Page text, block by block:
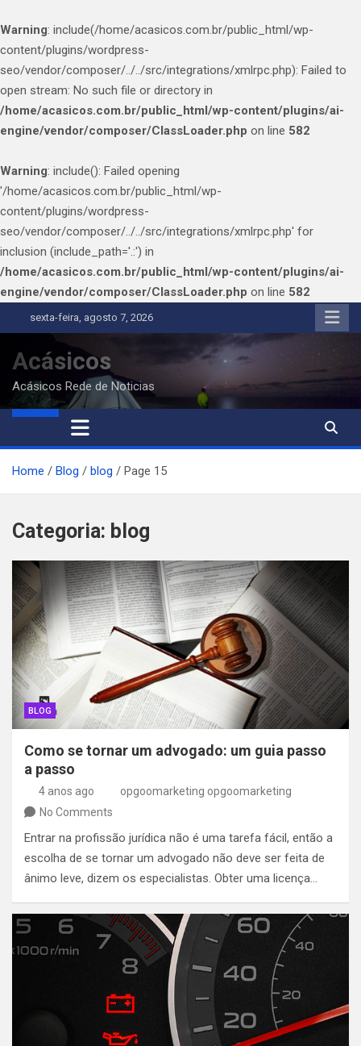
Warning: include(/home/acasicos.com.br/public_html/wp-
content/plugins/wordpress-
seo/vendor/composer/../../src/integrations/xmlrpc.php): Failed to
open stream: No such file or directory in
/home/acasicos.com.br/public_html/wp-content/plugins/ai-
engine/vendor/composer/ClassLoader.php on line 582
Warning: include(): Failed opening
'/home/acasicos.com.br/public_html/wp-
content/plugins/wordpress-
seo/vendor/composer/../../src/integrations/xmlrpc.php' for
inclusion (include_path='.:') in
/home/acasicos.com.br/public_html/wp-content/plugins/ai-
engine/vendor/composer/ClassLoader.php on line 582
to
content
sexta-feira, agosto 7, 2026
Acásicos
Acásicos Rede de Noticias
Home Blog blog Page 15
Categoria: blog
BLOG
Como se tornar um advogado: um guia passo
a passo
4 anos ago
opgoomarketing opgoomarketing
No Comments
Entrar na profissão jurídica não é uma tarefa fácil, então a
escolha de se tornar um advogado não deve ser feita de
ânimo leve, dizem os especialistas. Obter uma licença…